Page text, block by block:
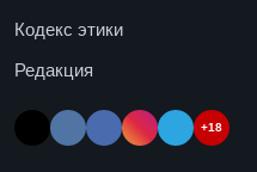
Кодекс этики
Редакция
+18